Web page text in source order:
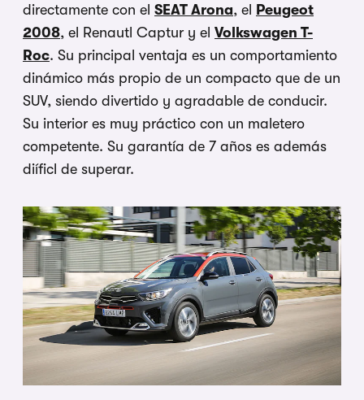
directamente con el SEAT Arona, el Peugeot
2008, el Renautl Captur y el Volkswagen T-
Roc. Su principal ventaja es un comportamiento
dinámico más propio de un compacto que de un
SUV, siendo divertido y agradable de conducir.
Su interior es muy práctico con un maletero
competente. Su garantía de 7 años es además
diíficl de superar.